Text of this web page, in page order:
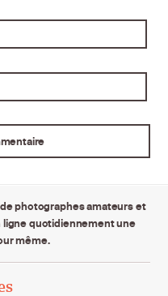
photographes amateurs et
quotidiennement une
même.